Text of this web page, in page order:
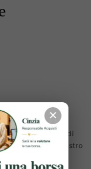
✔️
a una lunga serie di
inserito sul nostro
✕